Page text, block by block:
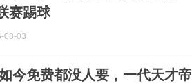
赛踢球
08-03
今免费都没人要，一代天才帝